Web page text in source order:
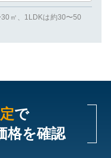
㎡、1LDKは約30〜50
で
格を確認